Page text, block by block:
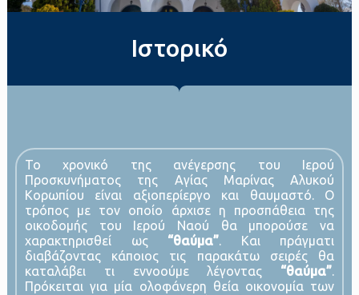
Ιστορικό
Το χρονικό της ανέγερσης του Ιερού
Προσκυνήματος της Αγίας Μαρίνας Αλυκού
Κορωπίου είναι αξιοπερίεργο και θαυμαστό. Ο
τρόπος με τον οποίο άρχισε η προσπάθεια της
οικοδομής του Ιερού Ναού θα μπορούσε να
χαρακτηρισθεί ως “θαύμα”. Και πράγματι
διαβάζοντας κάποιος τις παρακάτω σειρές θα
καταλάβει τι εννοούμε λέγοντας “θαύμα”.
Πρόκειται για μία ολοφάνερη θεία οικονομία των